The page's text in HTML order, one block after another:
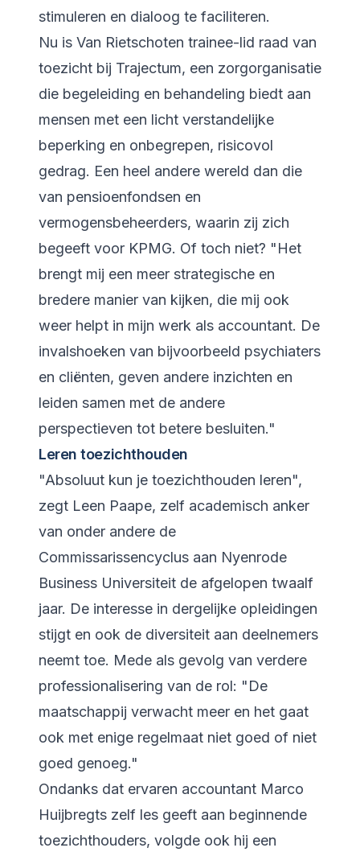
stimuleren en dialoog te faciliteren.
Nu is Van Rietschoten trainee-lid raad van
toezicht bij Trajectum, een zorgorganisatie
die begeleiding en behandeling biedt aan
mensen met een licht verstandelijke
beperking en onbegrepen, risicovol
gedrag. Een heel andere wereld dan die
van pensioenfondsen en
vermogensbeheerders, waarin zij zich
begeeft voor KPMG. Of toch niet? "Het
brengt mij een meer strategische en
bredere manier van kijken, die mij ook
weer helpt in mijn werk als accountant. De
invalshoeken van bijvoorbeeld psychiaters
en cliënten, geven andere inzichten en
leiden samen met de andere
perspectieven tot betere besluiten."
Leren toezichthouden
"Absoluut kun je toezichthouden leren",
zegt Leen Paape, zelf academisch anker
van onder andere de
Commissarissencyclus aan Nyenrode
Business Universiteit de afgelopen twaalf
jaar. De interesse in dergelijke opleidingen
stijgt en ook de diversiteit aan deelnemers
neemt toe. Mede als gevolg van verdere
professionalisering van de rol: "De
maatschappij verwacht meer en het gaat
ook met enige regelmaat niet goed of niet
goed genoeg."
Ondanks dat ervaren accountant Marco
Huijbregts zelf les geeft aan beginnende
toezichthouders, volgde ook hij een